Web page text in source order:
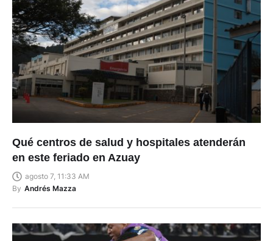
Qué centros de salud y hospitales atenderán
en este feriado en Azuay
agosto 7, 11:33 AM
By Andrés Mazza